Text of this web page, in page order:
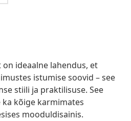
ideaalne lahendus, et
istumise soovid – see
stiili ja praktilisuse. See
kõige karmimates
mooduldisainis.